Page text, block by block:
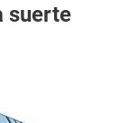
suerte